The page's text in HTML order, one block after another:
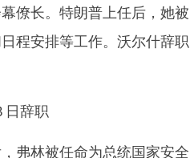
僚长。特朗普上任后，她被
程安排等工作。沃尔什辞职
辞职
弗林被任命为总统国家安全